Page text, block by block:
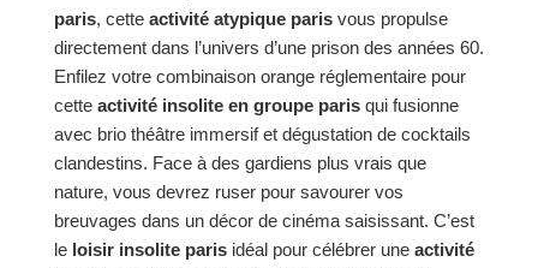
paris, cette activité atypique paris vous propulse
directement dans l’univers d’une prison des années 60.
Enfilez votre combinaison orange réglementaire pour
cette activité insolite en groupe paris qui fusionne
avec brio théâtre immersif et dégustation de cocktails
clandestins. Face à des gardiens plus vrais que
nature, vous devrez ruser pour savourer vos
breuvages dans un décor de cinéma saisissant. C’est
le loisir insolite paris idéal pour célébrer une activité